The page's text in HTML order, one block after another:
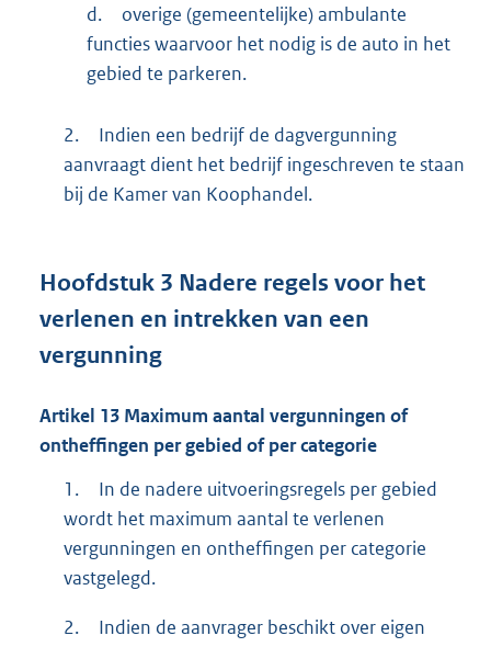
d.
overige (gemeentelijke) ambulante
functies waarvoor het nodig is de auto in het
gebied te parkeren.
2.
Indien een bedrijf de dagvergunning
aanvraagt dient het bedrijf ingeschreven te staan
bij de Kamer van Koophandel.
Hoofdstuk 3 Nadere regels voor het
verlenen en intrekken van een
vergunning
Artikel 13 Maximum aantal vergunningen of
ontheffingen per gebied of per categorie
1.
In de nadere uitvoeringsregels per gebied
wordt het maximum aantal te verlenen
vergunningen en ontheffingen per categorie
vastgelegd.
2.
Indien de aanvrager beschikt over eigen